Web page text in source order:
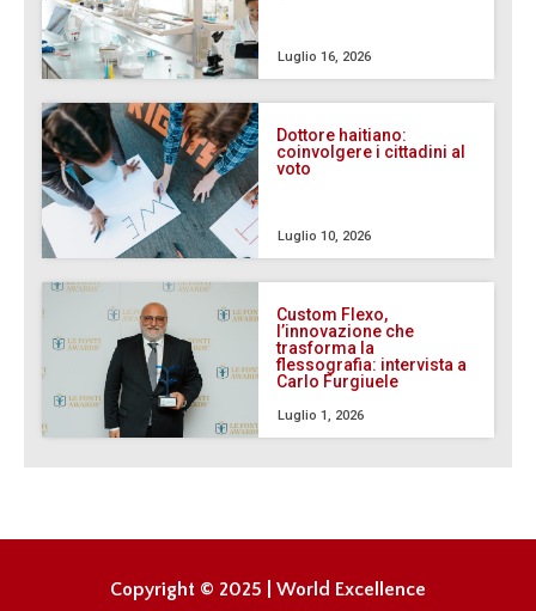
Luglio 16, 2026
Dottore haitiano:
coinvolgere i cittadini al
voto
Luglio 10, 2026
Custom Flexo,
l’innovazione che
trasforma la
flessografia: intervista a
Carlo Furgiuele
Luglio 1, 2026
Copyright © 2025 | World Excellence